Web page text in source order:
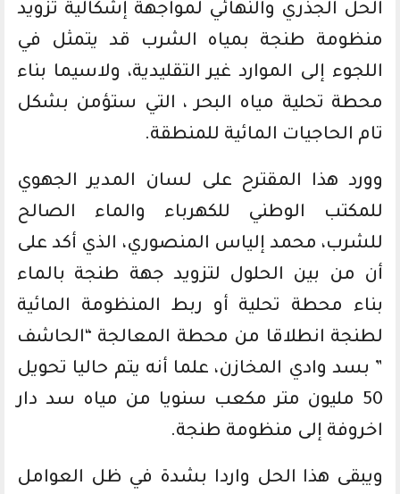
الحل الجذري والنهائي لمواجهة إشكالية تزويد
منظومة طنجة بمياه الشرب قد يتمثل في
اللجوء إلى الموارد غير التقليدية، ولاسيما بناء
محطة تحلية مياه البحر ، التي ستؤمن بشكل
تام الحاجيات المائية للمنطقة.
وورد هذا المقترح على لسان المدير الجهوي
للمكتب الوطني للكهرباء والماء الصالح
للشرب، محمد إلياس المنصوري، الذي أكد على
أن من بين الحلول لتزويد جهة طنجة بالماء
بناء محطة تحلية أو ربط المنظومة المائية
لطنجة انطلاقا من محطة المعالجة “الحاشف
” بسد وادي المخازن، علما أنه يتم حاليا تحويل
50 مليون متر مكعب سنويا من مياه سد دار
اخروفة إلى منظومة طنجة.
ويبقى هذا الحل واردا بشدة في ظل العوامل